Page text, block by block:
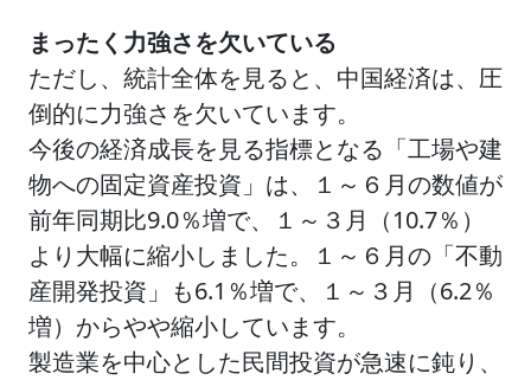
まったく力強さを欠いている
ただし、統計全体を見ると、中国経済は、圧
倒的に力強さを欠いています。
今後の経済成長を見る指標となる「工場や建
物への固定資産投資」は、１～６月の数値が
前年同期比9.0％増で、１～３月（10.7％）
より大幅に縮小しました。１～６月の「不動
産開発投資」も6.1％増で、１～３月（6.2％
増）からやや縮小しています。
製造業を中心とした民間投資が急速に鈍り、